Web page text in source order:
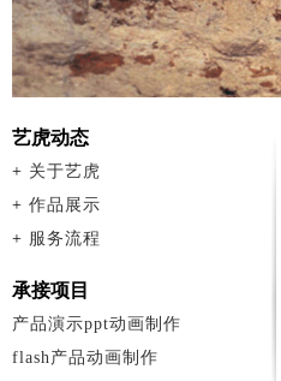
艺虎动态
+ 关于艺虎
+ 作品展示
+ 服务流程
承接项目
产品演示ppt动画制作
flash产品动画制作